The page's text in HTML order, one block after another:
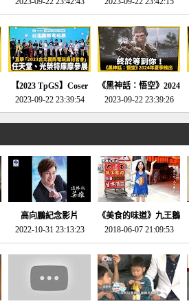
回「石村號」的恐懼體
驗-電玩宅速配
20230125
版」!!!今年就能玩到!!-
電玩宅速配20230124
【2023 TpGS】Coser
和Show Girl搶先看！
直擊展前記者會-電玩
2023-09-22 23:39:54
《黑神話：悟空》2024
年夏季推出！確定不會
延期齁？-電玩宅速配
2023-09-22 23:39:26
高向鵬紀念影片
2022-10-31 23:13:23
《美食的味道》九王鵝
肉
2018-06-07 21:09:53